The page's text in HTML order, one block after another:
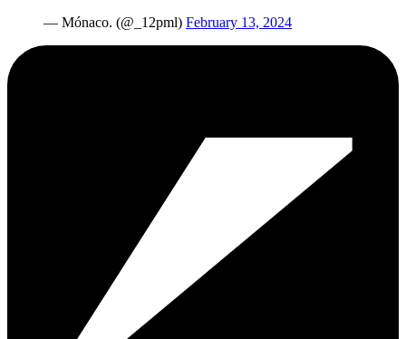
— Mónaco. (@_12pml) February 13, 2024